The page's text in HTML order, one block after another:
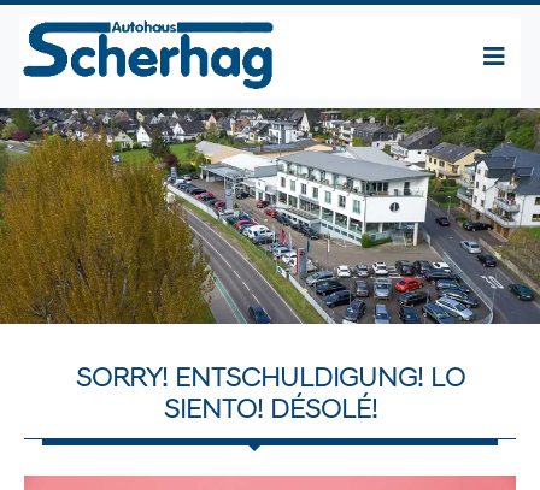
SORRY! ENTSCHULDIGUNG! LO
SIENTO! DÉSOLÉ!